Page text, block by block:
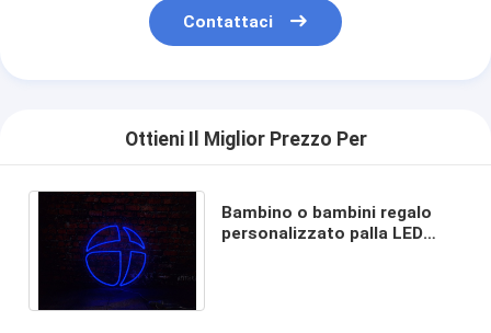
Contattaci
Ottieni Il Miglior Prezzo Per
Bambino o bambini regalo
personalizzato palla LED